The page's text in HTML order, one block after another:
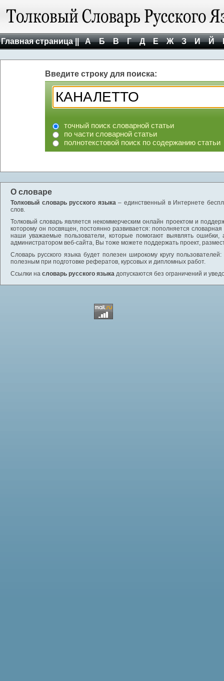
Главная страница || А Б В Г Д Е Ж З И Й
Введите строку для поиска:
точный поиск словарной статьи
по части словарной статьи
полнотекстовой поиск по содержанию статьи
О словаре
Толковый словарь русского языка– единственный в Интернете
слов.
Толковый словарь является некоммерческим онлайн проектом и
которому он посвящен, постоянно развивается: пополняется
наши уважаемые пользователи, которые помогают выявлять
администратором веб-сайта, Вы тоже можете поддержать проект,
Словарь русского языка будет полезен широкому кругу
полезным при подготовке рефератов, курсовых и дипломных работ.
Ссылки на словарь русского языка допускаются без ограничений и